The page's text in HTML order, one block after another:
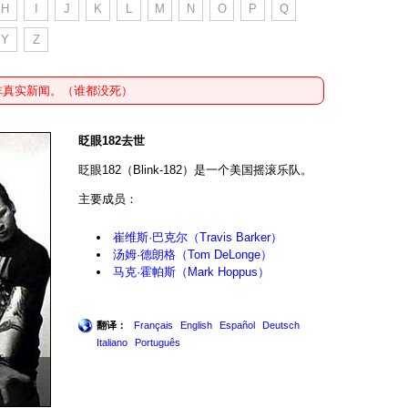
H J K L M N O P Q
Y Z
实新闻。（谁都没死）
眨眼182去世
眨眼182（Blink-182）是一个美国摇滚乐队。
主要成员：
崔维斯·巴克尔（Travis Barker）
汤姆·德朗格（Tom DeLonge）
马克·霍帕斯（Mark Hoppus）
翻译： Français English Español
Deutsch
Italiano
Português